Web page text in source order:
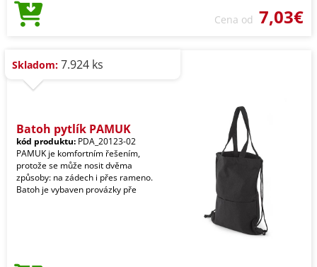
Cena od 7,03€
Skladom: 7.924 ks
Batoh pytlík PAMUK
kód produktu: PDA_20123-02
PAMUK je komfortním řešením,
protože se může nosit dvěma
způsoby: na zádech i přes rameno.
Batoh je vybaven provázky pře